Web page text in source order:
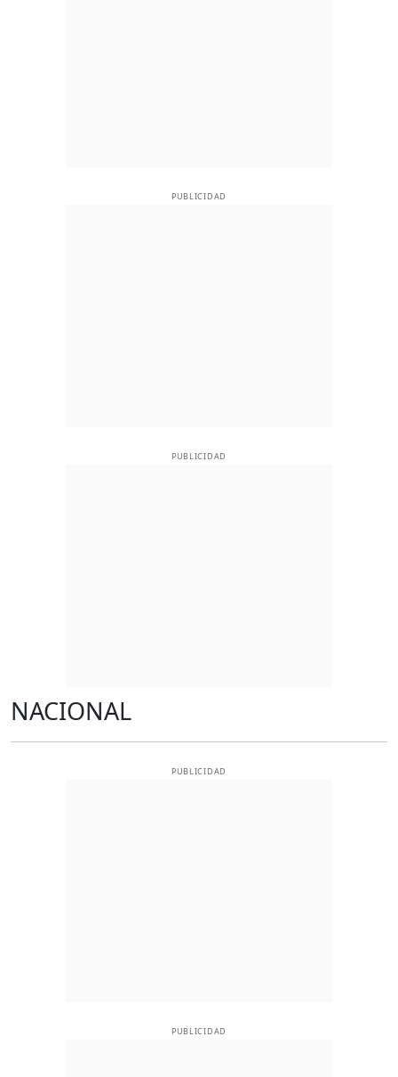
PUBLICIDAD
PUBLICIDAD
NACIONAL
PUBLICIDAD
PUBLICIDAD